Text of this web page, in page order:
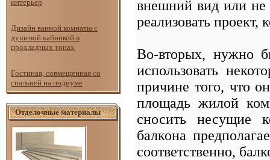
интерьер
Дизайн ванной комнаты с
душевой кабинкой в
прохладных тонах
Гостиная, совмещенная со
спальней на подиуме
Отделочные материалы
внешний вид или не
реализовать проект,
Во-вторых, нужно
использовать
причине того, что
площадь жилой
сносить несущие
балкона
соответственно,